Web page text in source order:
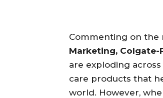
Commenting on the
Marketing, Colgate-
are exploding
care products that
world. However,